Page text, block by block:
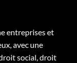
entreprises et
avec une
social, droit